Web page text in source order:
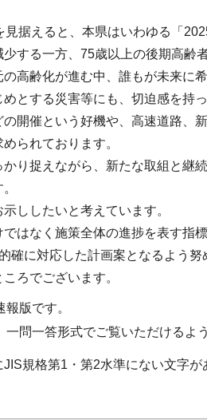
見据えると、本県はいわゆる「
する一方、75歳以上の後期高齢
高齢化が進む中、誰もが未来に
とする災害等にも、切迫感を持
開催という好機や、高速道路、
られております。
り捉えながら、新たな取組と継
ししたいと考えています。
はなく施策全体の進捗を表す指
確に対応した計画案となるよう
ろでございます。
報版です。
一問一答形式でご覧いただける
規格第1・第2水準にない文字